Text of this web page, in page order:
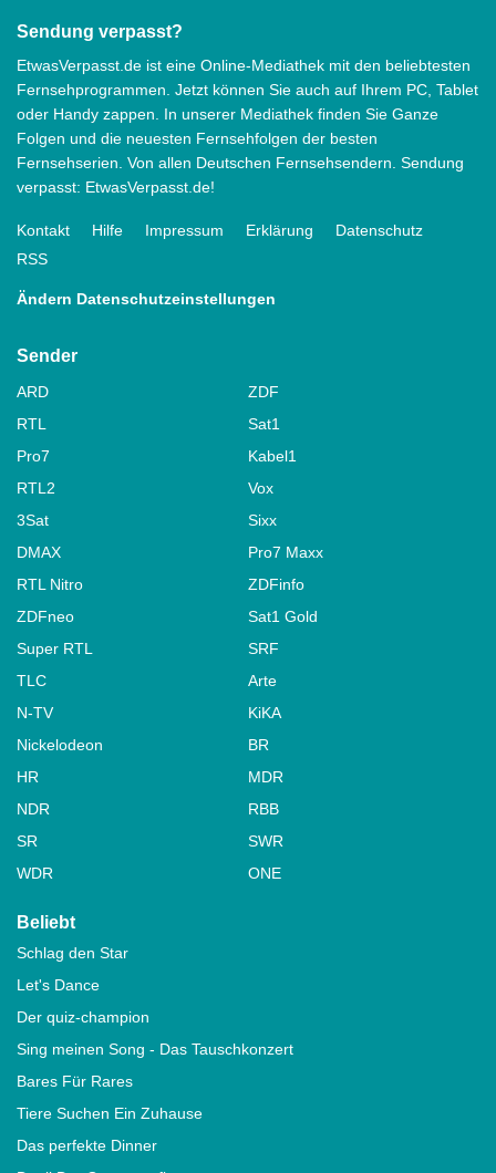
Sendung verpasst?
EtwasVerpasst.de ist eine Online-Mediathek mit den beliebtesten
Fernsehprogrammen. Jetzt können Sie auch auf Ihrem PC, Tablet
oder Handy zappen. In unserer Mediathek finden Sie Ganze
Folgen und die neuesten Fernsehfolgen der besten
Fernsehserien. Von allen Deutschen Fernsehsendern. Sendung
verpasst: EtwasVerpasst.de!
Kontakt Hilfe Impressum Erklärung
Datenschutz
RSS
Ändern Datenschutzeinstellungen
Sender
ARD
ZDF
RTL
Sat1
Pro7
Kabel1
RTL2
Vox
3Sat
Sixx
DMAX
Pro7 Maxx
RTL Nitro
ZDFinfo
ZDFneo
Sat1 Gold
Super RTL
SRF
TLC
Arte
N-TV
KiKA
Nickelodeon
BR
HR
MDR
NDR
RBB
SR
SWR
WDR
ONE
Beliebt
Schlag den Star
Let's Dance
Der quiz-champion
Sing meinen Song - Das Tauschkonzert
Bares Für Rares
Tiere Suchen Ein Zuhause
Das perfekte Dinner